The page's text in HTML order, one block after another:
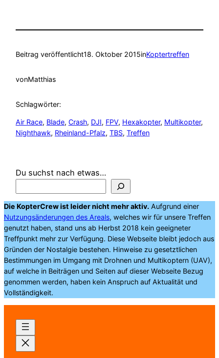
Beitrag veröffentlicht18. Oktober 2015inKoptertreffen
vonMatthias
Schlagwörter:
Air Race, Blade, Crash, DJI, FPV, Hexakopter, Multikopter
Nighthawk, Rheinland-Pfalz, TBS, Treffen
Du suchst nach etwas…
Die KopterCrew ist leider nicht mehr aktiv. Aufgrund einer
Nutzungsänderungen des Areals, welches wir für unsere Treffen
genutzt haben, stand uns ab Herbst 2018 kein geeigneter
Treffpunkt mehr zur Verfügung. Diese Webseite bleibt jedoch aus
Gründen der Nostalgie bestehen. Hinweise zu gesetztlichen
Bestimmungen im Umgang mit Drohnen und Multikoptern (UAV),
auf welche in Beiträgen und Seiten auf dieser Webseite Bezug
genommen werden, haben kein Anspruch auf Aktualität und
Vollständigkeit.